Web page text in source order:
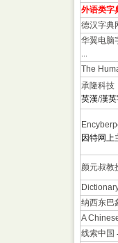
外语类字
德汉字典
华翼电脑
...
The
承隆科技
英漢/漢
因特网上
颜元叔教
纳西东巴
A
线索中国